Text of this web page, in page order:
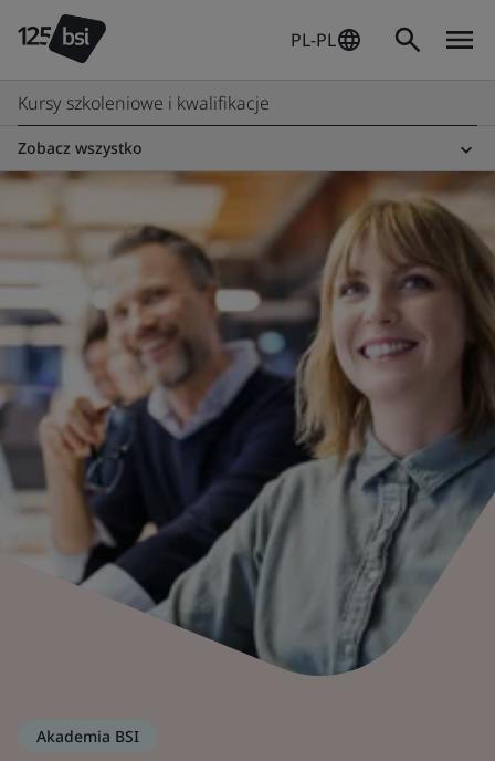
PL-PL
Kursy szkoleniowe i kwalifikacje
Zobacz wszystko
Akademia BSI